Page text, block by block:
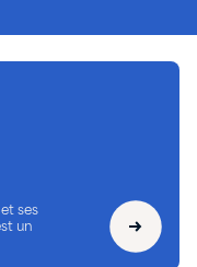
ses
un